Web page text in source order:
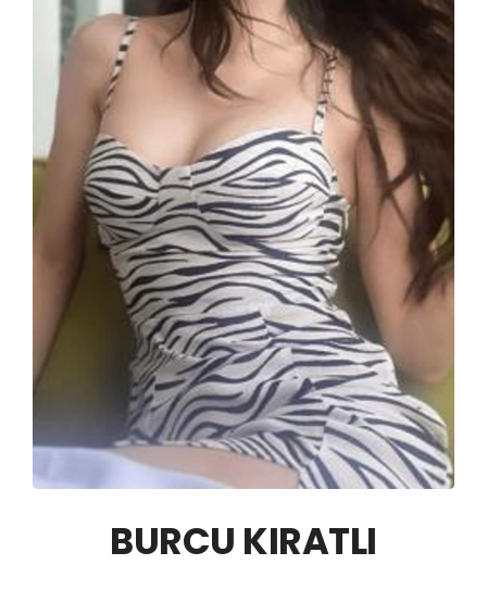
BURCU KIRATLI